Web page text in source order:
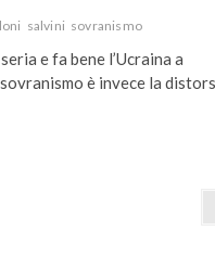
salvini sovranismo
e fa bene l’Ucraina a
è invece la